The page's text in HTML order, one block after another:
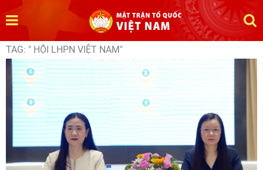
TAG: " HỘI LHPN VIỆT NAM"